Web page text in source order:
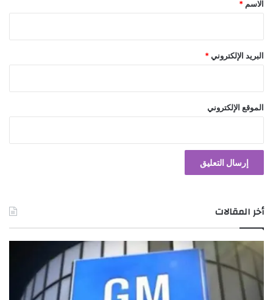
الاسم *
البريد الإلكتروني *
الموقع الإلكتروني
أخر المقالات